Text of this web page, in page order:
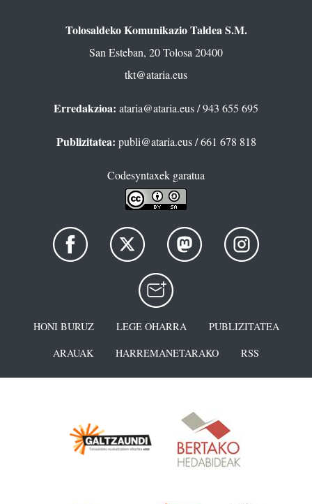
Tolosaldeko Komunikazio Taldea S.M.
San Esteban, 20 Tolosa 20400
tkt@ataria.eus
Erredakzioa: ataria@ataria.eus/ 943 655 695
Publizitatea: publi@ataria.eus/ 661 678 818
Codesyntaxek garatua
HONI BURUZ LEGE OHARRA
PUBLIZITATEA
ARAUAK
HARREMANETARAKO RSS